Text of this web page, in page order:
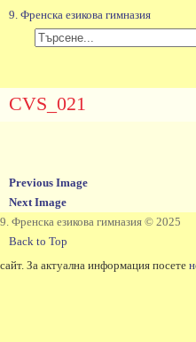
9. Френска езикова гимназия
Search
CVS_021
Previous Image
Next Image
9. Френска езикова гимназия © 2025
Back to Top
сайт. За актуална информация посете